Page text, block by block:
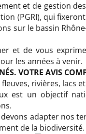
et de gestion
(PGRI), qui
sur le bassin
et de vous
les années à venir.
VOTRE AVIS
rivières, lacs
est un objectif
adapter nos
de la biodiversité.